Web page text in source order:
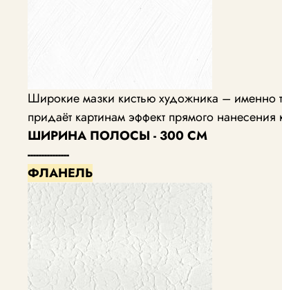
Широкие мазки кистью художника – именно
придаёт картинам эффект прямого
ШИРИНА ПОЛОСЫ - 300 СМ
---------------
ФЛАНЕЛЬ